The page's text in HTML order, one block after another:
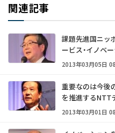
関連記事
課題先進国ニッ
ービス・イノベ
2013年03月05日
重要なのは今後
を推進するNTT
2013年03月01日